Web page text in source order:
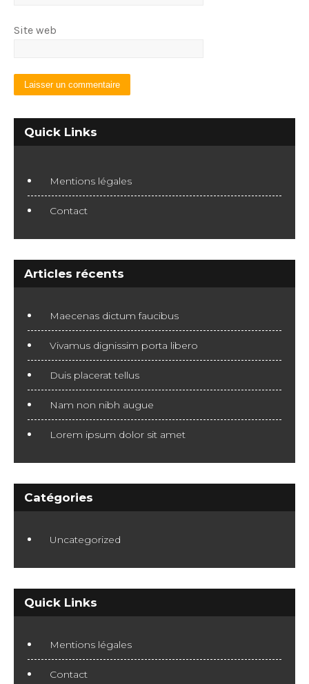
Site web
Quick Links
Mentions légales
Contact
Articles récents
Maecenas dictum faucibus
Vivamus dignissim porta libero
Duis placerat tellus
Nam non nibh augue
Lorem ipsum dolor sit amet
Catégories
Uncategorized
Quick Links
Mentions légales
Contact